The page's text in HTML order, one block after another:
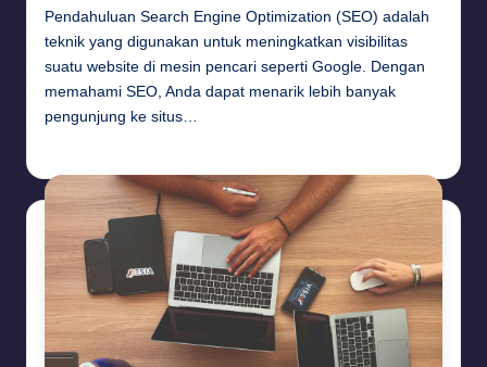
Pendahuluan Search Engine Optimization (SEO) adalah
teknik yang digunakan untuk meningkatkan visibilitas
suatu website di mesin pencari seperti Google. Dengan
memahami SEO, Anda dapat menarik lebih banyak
pengunjung ke situs…